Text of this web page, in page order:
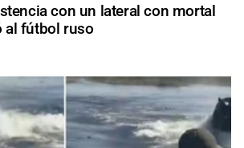
con un lateral con mortal
al fútbol ruso